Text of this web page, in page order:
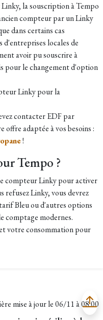
la souscription à Tempo
compteur par un Linky
dans certains cas
d'entreprises locales de
avoir pu souscrire à
pour le changement d'option
Linky pour la
contacter EDF par
adaptée à vos besoins :
!
Tempo ?
compteur Linky pour activer
refusez Linky, vous devrez
Bleu ou d'autres options
comptage modernes.
votre consommation pour
mise à jour le06/11 à 08:00